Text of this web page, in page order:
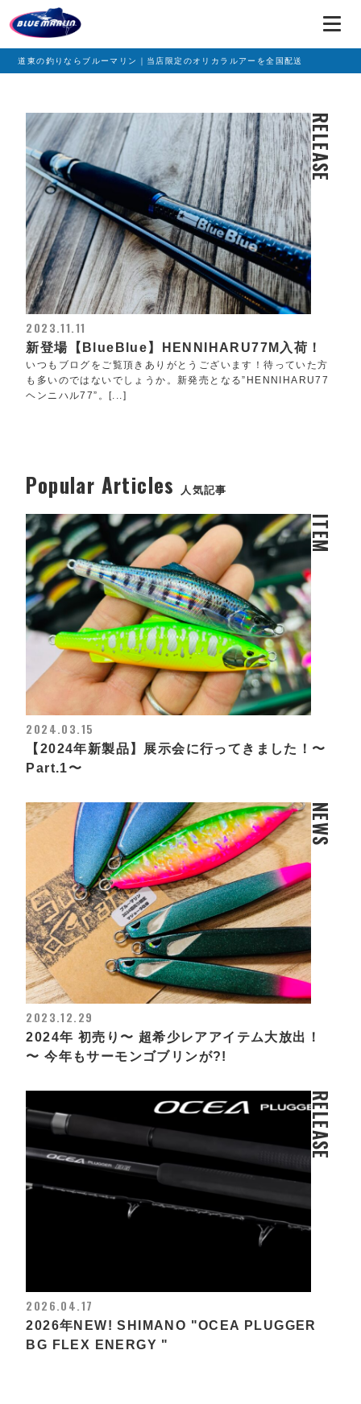
道東の釣りならブルーマリン｜当店限定のオリカラルアーを全国配送
RELEASE
2023.11.11
新登場【BlueBlue】HENNIHARU77M入荷！
いつもブログをご覧頂きありがとうございます！待っていた方
も多いのではないでしょうか。新発売となる”HENNIHARU77
ヘンニハル77”。[...]
Popular Articles 人気記事
ITEM
2024.03.15
【2024年新製品】展示会に行ってきました！〜
Part.1〜
NEWS
2023.12.29
2024年 初売り〜 超希少レアアイテム大放出！
〜 今年もサーモンゴブリンが?!
RELEASE
2026.04.17
2026年NEW! SHIMANO "OCEA PLUGGER
BG FLEX ENERGY "